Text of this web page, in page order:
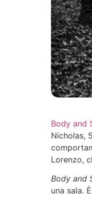
Body and
Nicholas,
Lorenzo,
Body and
una sala.